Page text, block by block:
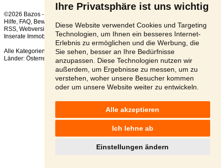
Ihre Privatsphäre ist uns wichtig
Diese Website verwendet Cookies und Targeting
Technologien, um Ihnen ein besseres Internet-
Erlebnis zu ermöglichen und die Werbung, die
Sie sehen, besser an Ihre Bedürfnisse
anzupassen. Diese Technologien nutzen wir
außerdem, um Ergebnisse zu messen, um zu
verstehen, woher unsere Besucher kommen
oder um unsere Website weiter zu entwickeln.
Alle akzeptieren
Ich lehne ab
Einstellungen ändern
©2026 Bazos -
Hilfe, FAQ, Bewertung Kontakt , Nutzungsbedingungen, Datenschutzerklärung
RSS,
Inserate Immobilien gesamt:19, in 24 Stunden: 1
Alle Kategorien
Beliebte Suchen
Länder: Österreich ,Tschechien,Slowakei ,Polen